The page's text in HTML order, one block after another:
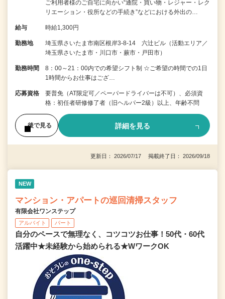
ご利用者様のご自宅に向かい“通院・買い物・レジャー・レク
リエーション・役所などの手続き”などにおける外出の…
給与 時給1,300円
勤務地
埼玉県さいたま市南区根岸3-8-14 六辻ビル（活動エリア／
埼玉県さいたま市・川口市・蕨市・戸田市）
勤務時間
8：00～21：00内での希望シフト制 ☆ご希望の時間での1日
1時間からお仕事はござ…
応募資格
要普免（AT限定可／ペーパードライバーは不可）、必須資
格：初任者研修修了者（旧ヘルパー2級）以上、年齢不問
後で見る 詳細を見る
更新日： 2026/07/17 掲載終了日： 2026/09/18
NEW
マンション・アパートの巡回清掃スタッフ
有限会社ワンステップ
アルバイト パート
自分のペースで無理なく、コツコツお仕事！50代・60代
活躍中★未経験から始められる★WワークOK